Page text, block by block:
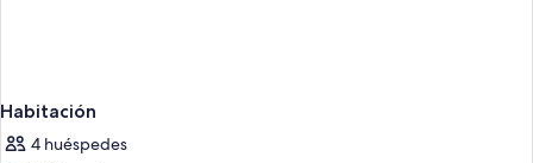
Habitación
4 huéspedes